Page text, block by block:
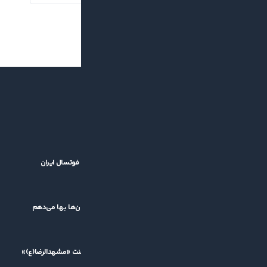
بازگشت جام باشگاه‌های فوتسال آسیا؛ خبر خوش برای فوتسال ایران
کشاورز: قرعه سخت برایم اهمیتی ندارد/ بمب نه، به جوان‌ها بها می‌دهم
پیام تقدیر مدیرعامل گیتی‌پسند از برگزارکنندگان تورنمنت «مشهدالرضا(ع)»